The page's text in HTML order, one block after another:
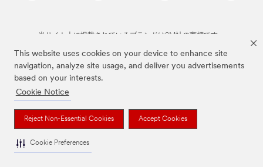
This website uses cookies on your device to enhance site
navigation, analyze site usage, and deliver you advertisements
based on your interests.
Cookie Notice
Reject Non-Essential Cookies Accept Cookies
Cookie Preferences
当サイト上に掲載されているブランドは3M社の商標です。